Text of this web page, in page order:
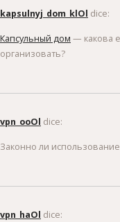
kapsulnyj_dom_klOl dice:
Капсульный дом — какова
организовать?
vpn_ooOl dice:
Законно ли использование
vpn_haOl dice: